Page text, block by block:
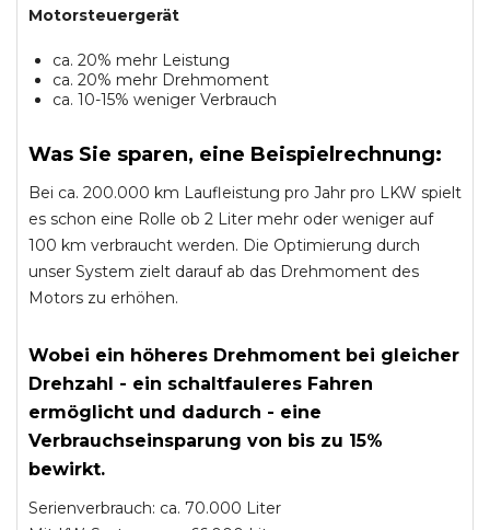
Motorsteuergerät
ca. 20% mehr Leistung
ca. 20% mehr Drehmoment
ca. 10-15% weniger Verbrauch
Was Sie sparen, eine Beispielrechnung:
Bei ca. 200.000 km Laufleistung pro Jahr pro LKW spielt
es schon eine Rolle ob 2 Liter mehr oder weniger auf
100 km verbraucht werden. Die Optimierung durch
unser System zielt darauf ab das Drehmoment des
Motors zu erhöhen.
Wobei ein höheres Drehmoment bei gleicher
Drehzahl - ein schaltfauleres Fahren
ermöglicht und dadurch - eine
Verbrauchseinsparung von bis zu 15%
bewirkt.
Serienverbrauch: ca. 70.000 Liter